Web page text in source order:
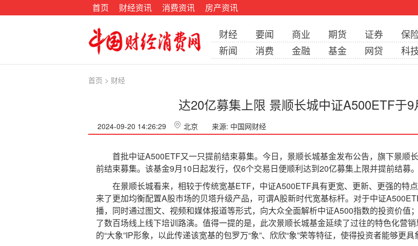
首页 财经资讯 消费资讯 房产资讯
财经 要闻 商业 期货 证券 保
新闻
消费 金融 基金 网贷 科
首页 > 财经
达20亿募集上限 景顺长城中证A500ETF于
2024-09-20 14:26:29 北京 来源: 中国网财经
首批中证A500ETF又一只提前结束募集。今日，景顺长城基金发布公告，旗下景顺
前结束募集。该基金9月10日起发行，仅6个交易日便顺利达到20亿募集上限并提前结募。
在景顺长城看来，相较于传统宽基ETF，中证A500ETF具有更宽、更新、更强的特
来了更加均衡配置A股市场的贝塔升级产品，可谓A股新时代宽基标杆。对于中证
播，同时通过图文、视频和媒体报道等形式，向大众全面解析中证A500指数的投资价值
了数百场线上线下培训路演。值得一提的是，此次景顺长城基金延续了过往的特色化营
的“大象”IP形象，以此传递该宽基的包罗万“象”、欣欣“象”荣等特征，使得投资者能够更具